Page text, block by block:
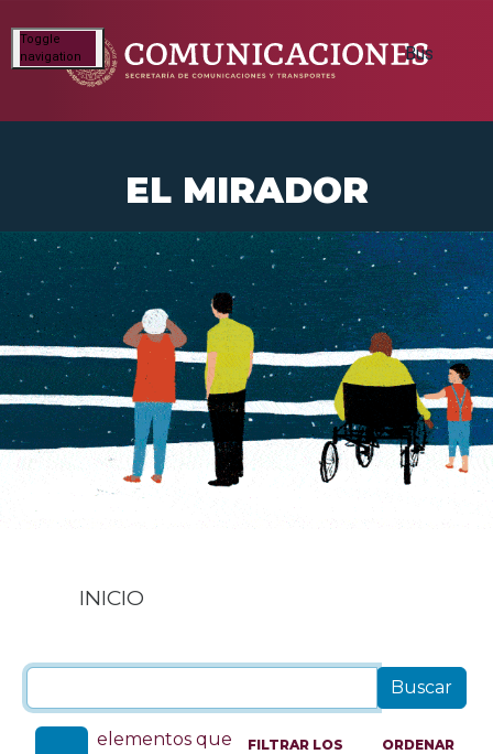
Toggle
navigation
EL MIRADOR
INICIO
elementos que
FILTRAR LOS
ORDENAR